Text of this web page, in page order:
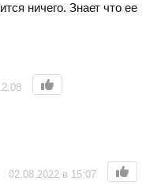
ничего. Знает что ее
02.08.2022 в 15:07